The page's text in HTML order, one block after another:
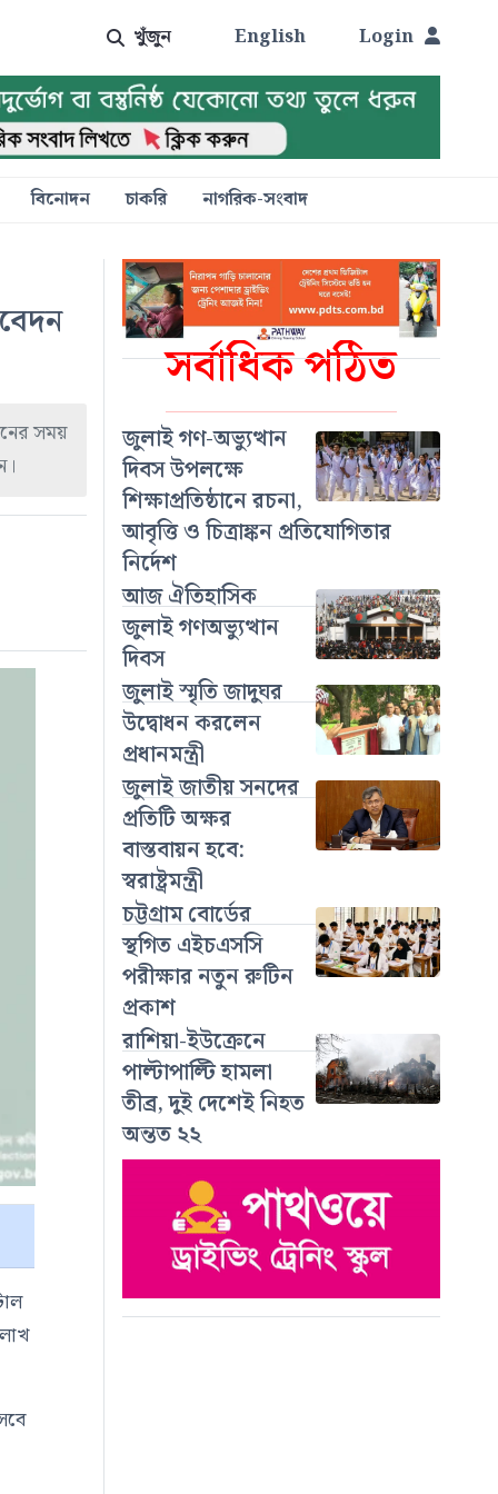
খুঁজুন English Login
বিনোদন চাকরি নাগরিক-সংবাদ
সর্বাধিক পঠিত
জুলাই গণ-অভ্যুত্থান
দিবস উপলক্ষে
শিক্ষাপ্রতিষ্ঠানে রচনা,
আবৃত্তি ও চিত্রাঙ্কন প্রতিযোগিতার
নির্দেশ
আজ ঐতিহাসিক
জুলাই গণঅভ্যুত্থান
দিবস
জুলাই স্মৃতি জাদুঘর
উদ্বোধন করলেন
প্রধানমন্ত্রী
জুলাই জাতীয় সনদের
প্রতিটি অক্ষর
বাস্তবায়ন হবে:
স্বরাষ্ট্রমন্ত্রী
চট্টগ্রাম বোর্ডের
স্থগিত এইচএসসি
পরীক্ষার নতুন রুটিন
প্রকাশ
রাশিয়া-ইউক্রেনে
পাল্টাপাল্টি হামলা
তীব্র, দুই দেশেই নিহত
অন্তত ২২
সময়